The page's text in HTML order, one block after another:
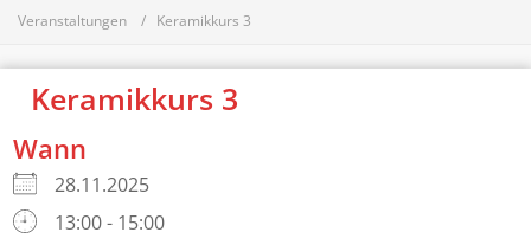
Veranstaltungen Keramikkurs 3
Keramikkurs 3
Wann
28.11.2025
13:00 - 15:00